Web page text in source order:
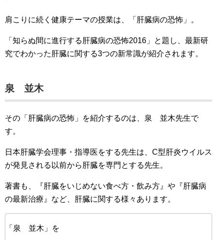
肩こりに続く健康テーマの授業は、「肝臓病の恐怖」。
「知らぬ間に進行する肝臓病の恐怖2016」と題し、最新研
究でわかった肝臓に関する3つの新常識が紹介されます。
泉 並木
その「肝臓病の恐怖」を紹介するのは、泉 並木先生で
す。
日本肝臓学会理事・指導医をする先生は、C型肝炎ウイルス
が発見される以前から肝臓を専門とする先生。
著書も、『肝臓をいじめない食べ方・飲み方』や『肝臓病
の最新治療』など、肝臓に関する様々あります。
「泉 並木」を